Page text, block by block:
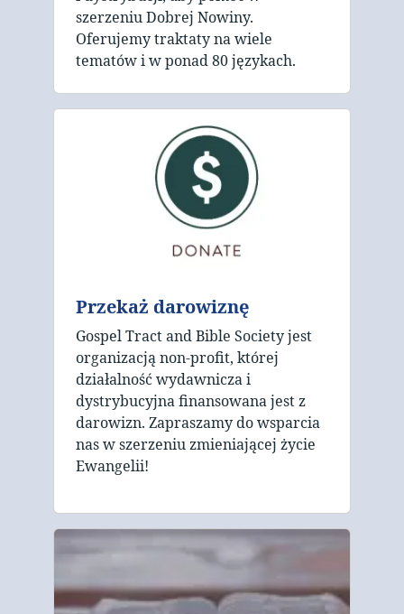
szerzeniu Dobrej Nowiny.
Oferujemy traktaty na wiele
tematów i w ponad 80 językach.
Przekaż darowiznę
Gospel Tract and Bible Society jest
organizacją non-profit, której
działalność wydawnicza i
dystrybucyjna finansowana jest z
darowizn. Zapraszamy do wsparcia
nas w szerzeniu zmieniającej życie
Ewangelii!